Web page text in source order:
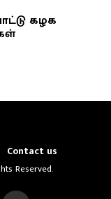
கழக
Contact us
Reserved.